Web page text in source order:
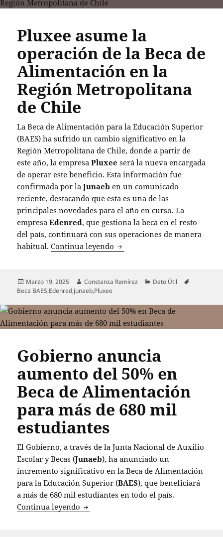
Pluxee asume la
operación de la Beca de
Alimentación en la
Región Metropolitana
de Chile
La Beca de Alimentación para la Educación Superior
(BAES) ha sufrido un cambio significativo en la
Región Metropolitana de Chile, donde a partir de
este año, la empresaPluxee será la nueva encargada
de operar este beneficio. Esta información fue
confirmada por laJunaeb en un comunicado
reciente, destacando que esta es una de las
principales novedades para el año en curso. La
empresaEdenred, que gestiona la beca en el resto
del país, continuará con sus operaciones de manera
habitual.Continua leyendo Pluxee asume la operación
Publicado
el
Marzo 19, 2025 Autor
Constanza Ramírez Categorías
Dato Útil
Beca BAES,Edenred,junaeb,Pluxee
Gobierno anuncia
aumento del 50% en
Beca de Alimentación
para más de 680 mil
estudiantes
El Gobierno, a través de la Junta Nacional de Auxilio
Escolar y Becas (Junaeb), ha anunciado un
incremento significativo en la Beca de Alimentación
para la Educación Superior (BAES), que beneficiará
a más de 680 mil estudiantes en todo el país.
Continua leyendo Gobierno anuncia aumento del 50%